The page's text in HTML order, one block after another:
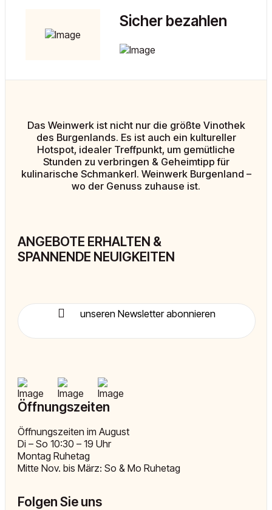
Sicher bezahlen
Das Weinwerk ist nicht nur die größte Vinothek
des Burgenlands. Es ist auch ein kultureller
Hotspot, idealer Treffpunkt, um gemütliche
Stunden zu verbringen & Geheimtipp für
kulinarische Schmankerl. Weinwerk Burgenland –
wo der Genuss zuhause ist.
ANGEBOTE ERHALTEN &
SPANNENDE NEUIGKEITEN
unseren Newsletter abonnieren
Öffnungszeiten
Öffnungszeiten im August
Di – So 10:30 – 19 Uhr
Montag Ruhetag
Mitte Nov. bis März: So & Mo Ruhetag
Folgen Sie uns